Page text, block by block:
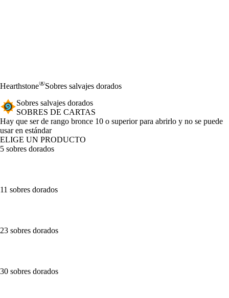
Hearthstone®Sobres salvajes dorados
Sobres salvajes dorados
SOBRES DE CARTAS
Product Notification
Hay que ser de rango bronce 10 o superior para abrirlo y no se puede
usar en estándar
ELIGE UN PRODUCTO
5 sobres dorados
11 sobres dorados
23 sobres dorados
30 sobres dorados